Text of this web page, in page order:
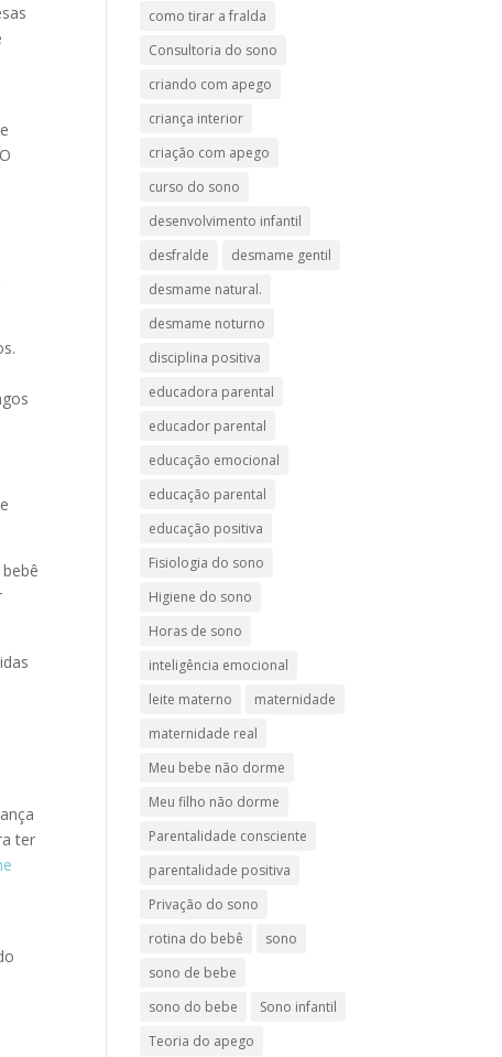
ter
como tirar a fralda
Consultoria do sono
criando com apego
criança interior
criação com apego
curso do sono
desenvolvimento infantil
desfralde
desmame gentil
desmame natural.
desmame noturno
disciplina positiva
educadora parental
educador parental
educação emocional
educação parental
educação positiva
Fisiologia do sono
Higiene do sono
Horas de sono
inteligência emocional
leite materno
maternidade
maternidade real
Meu bebe não dorme
Meu filho não dorme
Parentalidade consciente
parentalidade positiva
Privação do sono
rotina do bebê
sono
sono de bebe
sono do bebe
Sono infantil
Teoria do apego